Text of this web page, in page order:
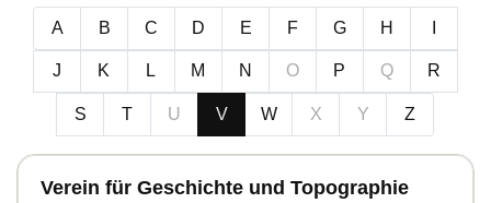
A B C D E F G H
J K L M N O P Q R
S T U V W X Y Z
Verein für Geschichte und Topographie